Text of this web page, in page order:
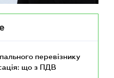
перевізнику
що з ПДВ